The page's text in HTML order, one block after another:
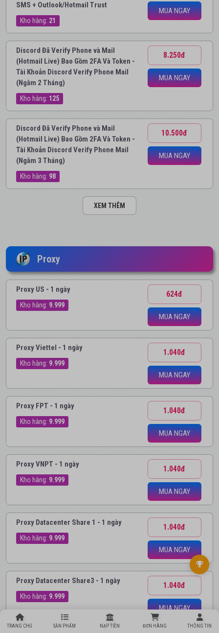
TRANG CHỦ SẢN PHẨM NẠP TIỀN ĐƠN HÀNG THÔNG TIN
SMS + Outlook/Hotmail Trust
Kho hàng: 21
MUA NGAY
Discord Đã Verify Phone và Mail
(Hotmail Live) Bao Gồm 2FA Và Token -
Tài Khoản Discord Verify Phone Mail
(Ngâm 2 Tháng)
Kho hàng: 125
8.250đ
MUA NGAY
Discord Đã Verify Phone và Mail
(Hotmail Live) Bao Gồm 2FA Và Token -
Tài Khoản Discord Verify Phone Mail
(Ngâm 3 Tháng)
Kho hàng: 98
10.500đ
MUA NGAY
XEM THÊM
Proxy
Proxy US - 1 ngày
Kho hàng: 9.999
624đ
MUA NGAY
Proxy Viettel - 1 ngày
Kho hàng: 9.999
1.040đ
MUA NGAY
Proxy FPT - 1 ngày
Kho hàng: 9.999
1.040đ
MUA NGAY
Proxy VNPT - 1 ngày
Kho hàng: 9.999
1.040đ
MUA NGAY
Proxy Datacenter Share 1 - 1 ngày
Kho hàng: 9.999
1.040đ
MUA NGAY
Proxy Datacenter Share3 - 1 ngày
Kho hàng: 9.999
1.040đ
MUA NGAY